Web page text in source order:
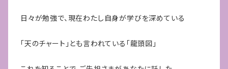
日々が勉強で、現在わたし自身が学びを深めている
「天のチャート」とも言われている「龍頭図」